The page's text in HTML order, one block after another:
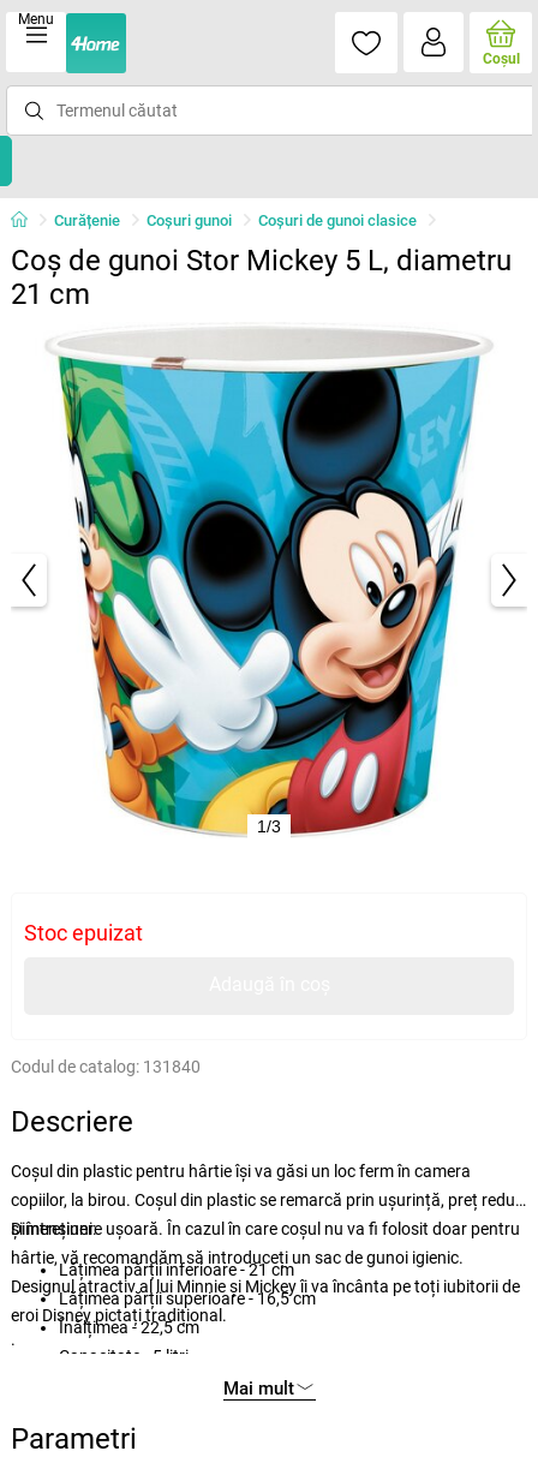
Menu
Coşul
Curățenie Coşuri gunoi Coşuri de gunoi clasice
Coș de gunoi Stor Mickey 5 L, diametru
21 cm
1/3
Stoc epuizat
Codul de catalog: 131840
Descriere
Coșul din plastic pentru hârtie își va găsi un loc ferm în camera
copiilor, la birou. Coșul din plastic se remarcă prin ușurință, preț redus
și întreținere ușoară. În cazul în care coșul nu va fi folosit doar pentru
hârtie, vă recomandăm să introduceți un sac de gunoi igienic.
Designul atractiv al lui Minnie și Mickey îi va încânta pe toți iubitorii de
eroi Disney pictați tradițional.
Dimensiuni:
Lățimea părții inferioare - 21 cm
Lățimea părții superioare - 16,5 cm
Înălțimea - 22,5 cm
Capacitate - 5 litri
.
Mai mult
Parametri